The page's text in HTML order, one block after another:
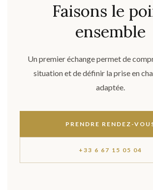
Faisons le
ensemble
Un premier échange permet de
situation et de définir la prise en
adaptée.
PRENDRE RENDEZ-
+33 6 67 15 05 04